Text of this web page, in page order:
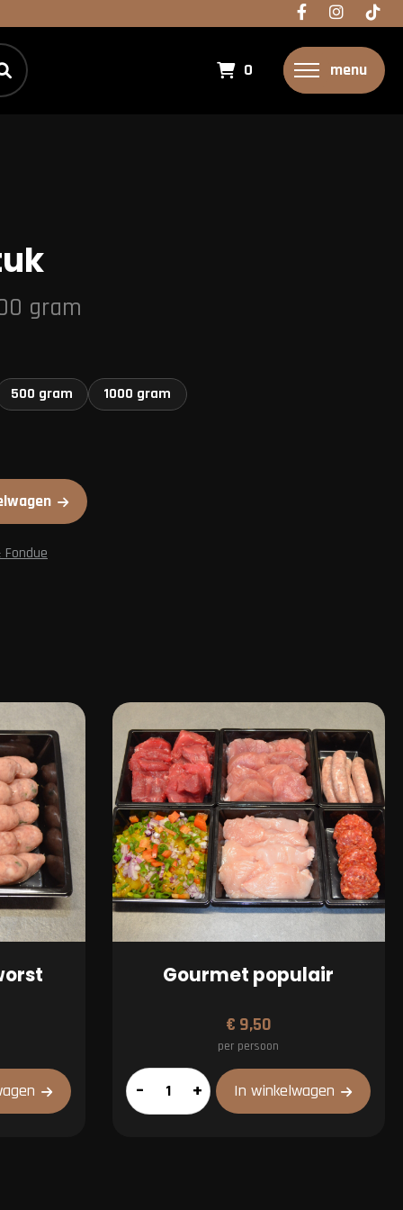
0 menu
gram
500 gram 1000 gram
Gourmet populair
€ 9,50
per persoon
Gourmet
populair
– + In winkelwagen